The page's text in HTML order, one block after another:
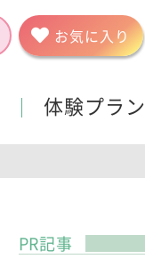
お気に入り
体験プラン
PR記事